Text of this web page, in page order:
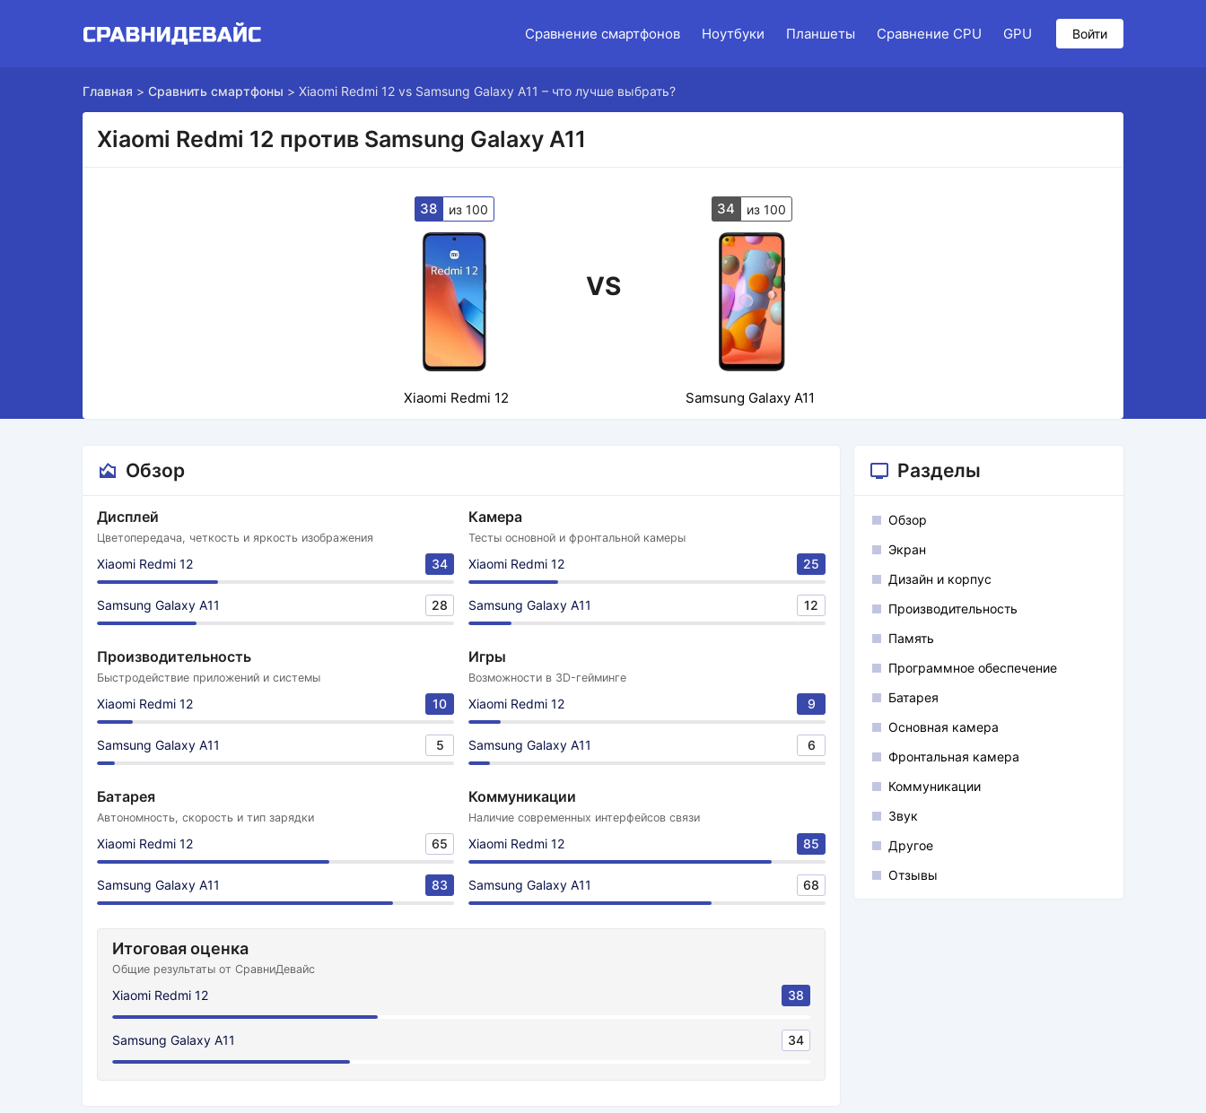
Сравнение смартфонов Ноутбуки Планшеты Сравнение CPU GPU Войти
Главная > Сравнить смартфоны > Xiaomi Redmi 12 vs Samsung Galaxy A11 – что лучше выбрать?
Xiaomi Redmi 12 против Samsung Galaxy A11
38 из 100
VS
34 из 100
Xiaomi Redmi 12 Samsung Galaxy A11
Обзор
Дисплей
Цветопередача, четкость и яркость изображения
Xiaomi Redmi 12 34
Samsung Galaxy A11 28
Камера
Тесты основной и фронтальной камеры
Xiaomi Redmi 12 25
Samsung Galaxy A11 12
Производительность
Быстродействие приложений и системы
Xiaomi Redmi 12 10
Samsung Galaxy A11 5
Игры
Возможности в 3D-гейминге
Xiaomi Redmi 12 9
Samsung Galaxy A11 6
Батарея
Автономность, скорость и тип зарядки
Xiaomi Redmi 12 65
Samsung Galaxy A11 83
Коммуникации
Наличие современных интерфейсов связи
Xiaomi Redmi 12 85
Samsung Galaxy A11 68
Итоговая оценка
Общие результаты от СравниДевайс
Xiaomi Redmi 12 38
Samsung Galaxy A11 34
Разделы
Обзор
Экран
Дизайн и корпус
Производительность
Память
Программное обеспечение
Батарея
Основная камера
Фронтальная камера
Коммуникации
Звук
Другое
Отзывы